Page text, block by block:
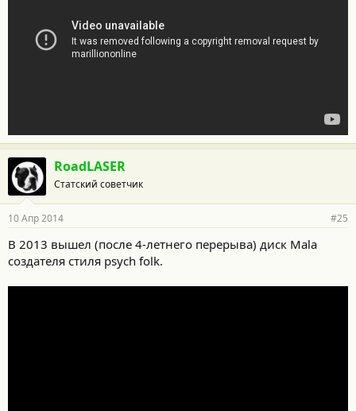
RoadLASER
Статский советчик
10 Апр 2014 #25
В 2013 вышел (после 4-летнего перерыва) диск Mala
создателя стиля psych folk.